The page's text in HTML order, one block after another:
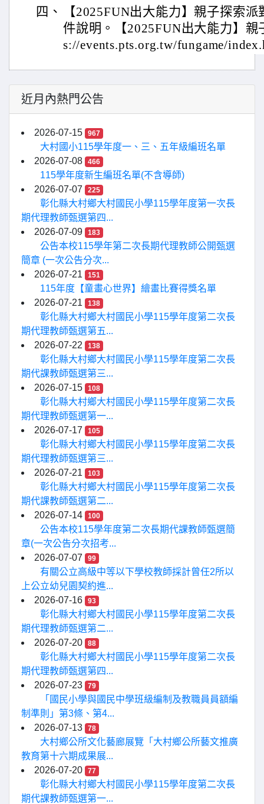
四、
【2025FUN出大能力】親子探索
件說明。【2025FUN出大能力】
s://events.pts.org.tw/fungame/
近月內熱門公告
2026-07-15 967
大村國小115學年度一、三、五年級編班名單
2026-07-08
466
115學年度新生編班名單(不含導師)
2026-07-07
225
彰化縣大村鄉大村國民小學115學年度第一次長
期代理教師甄選第四...
2026-07-09
183
公告本校115學年第二次長期代理教師公開甄選
簡章 (一次公告分次...
2026-07-21
151
115年度【童畫心世界】繪畫比賽得獎名單
2026-07-21
138
彰化縣大村鄉大村國民小學115學年度第二次長
期代理教師甄選第五...
2026-07-22
138
彰化縣大村鄉大村國民小學115學年度第二次長
期代課教師甄選第三...
2026-07-15
108
彰化縣大村鄉大村國民小學115學年度第二次長
期代理教師甄選第一...
2026-07-17
105
彰化縣大村鄉大村國民小學115學年度第二次長
期代理教師甄選第三...
2026-07-21
103
彰化縣大村鄉大村國民小學115學年度第二次長
期代課教師甄選第二...
2026-07-14
100
公告本校115學年度第二次長期代課教師甄選簡
章(一次公告分次招考...
2026-07-07
99
有關公立高級中等以下學校教師採計曾任2所以
上公立幼兒園契約進...
2026-07-16
93
彰化縣大村鄉大村國民小學115學年度第二次長
期代理教師甄選第二...
2026-07-20
88
彰化縣大村鄉大村國民小學115學年度第二次長
期代理教師甄選第四...
2026-07-23
79
「國民小學與國民中學班級編制及教職員員額編
制準則」第3條、第4...
2026-07-13
78
大村鄉公所文化藝廊展覽「大村鄉公所藝文推廣
教育第十六期成果展...
2026-07-20
77
彰化縣大村鄉大村國民小學115學年度第二次長
期代課教師甄選第一...